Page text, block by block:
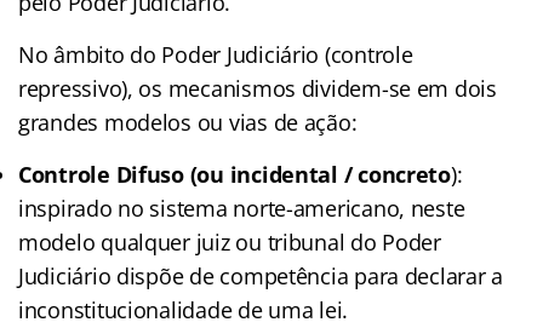
No âmbito do Poder Judiciário (controle
repressivo), os mecanismos dividem-se em dois
grandes modelos ou vias de ação:
Controle Difuso (ou incidental / concreto):
inspirado no sistema norte-americano, neste
modelo qualquer juiz ou tribunal do Poder
Judiciário dispõe de competência para declarar a
inconstitucionalidade de uma lei.